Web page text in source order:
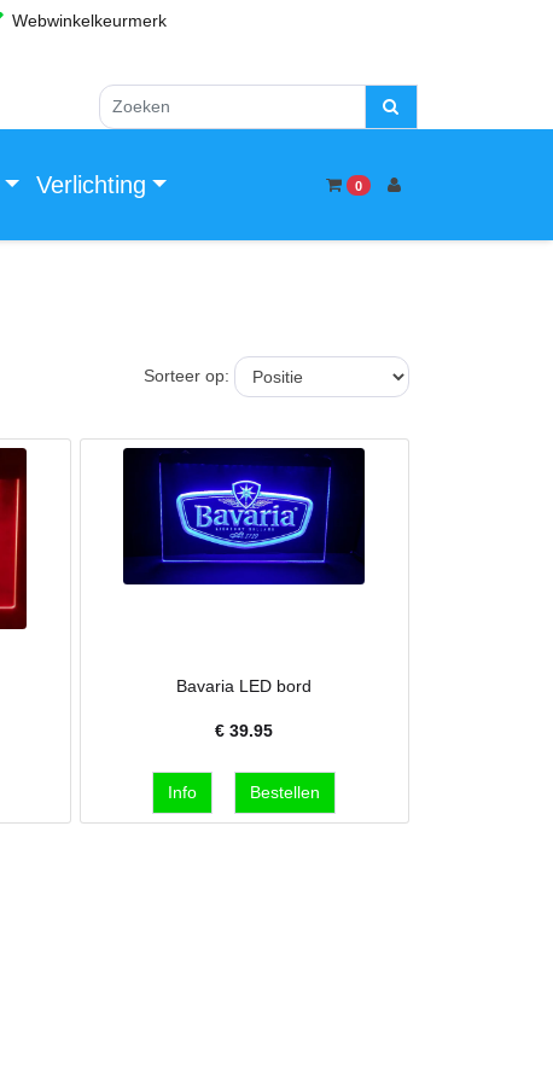
Webwinkelkeurmerk
Verlichting 0
Sorteer op:
Bavaria LED bord
€39.95